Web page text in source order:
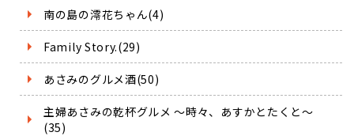
南の島の澪花ちゃん(4)
Family Story.(29)
あさみのグルメ酒(50)
主婦あさみの乾杯グルメ ～時々、あすかとたくと～
(35)